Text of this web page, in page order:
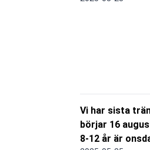
Vi har sista
börjar 16
8-12 år är